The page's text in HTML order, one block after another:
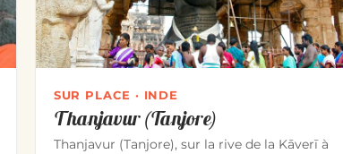
SUR PLACE · INDE
Thanjavur (Tanjore)
Thanjavur (Tanjore), sur la rive de la Kāverī à